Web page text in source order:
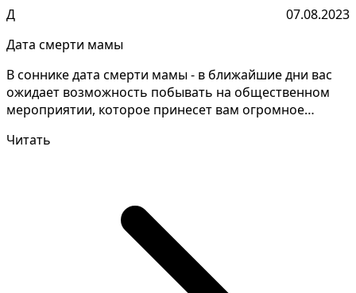
Д
07.08.2023
Дата смерти мамы
В соннике дата смерти мамы - в ближайшие дни вас
ожидает возможность побывать на общественном
мероприятии, которое принесет вам огромное
Читать